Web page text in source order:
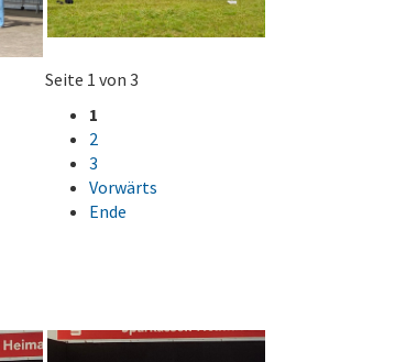
Seite 1 von 3
1
2
3
Vorwärts
Ende